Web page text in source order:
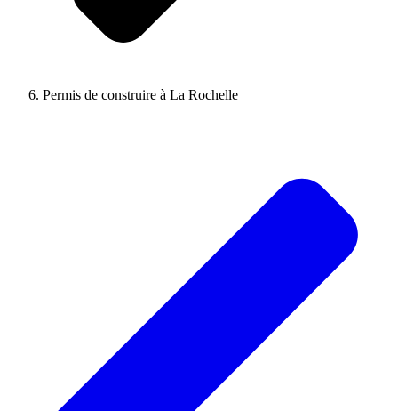
Permis de construire à La Rochelle